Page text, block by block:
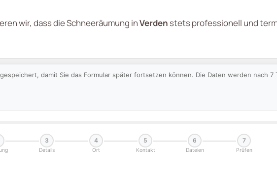
wir, dass die Schneeräumung inVerden stets professionell und
damit Sie das Formular später fortsetzen können. Die Daten werden nach 7
3
Details
4
Ort
5
Kontakt
6
Dateien
7
Prüfen